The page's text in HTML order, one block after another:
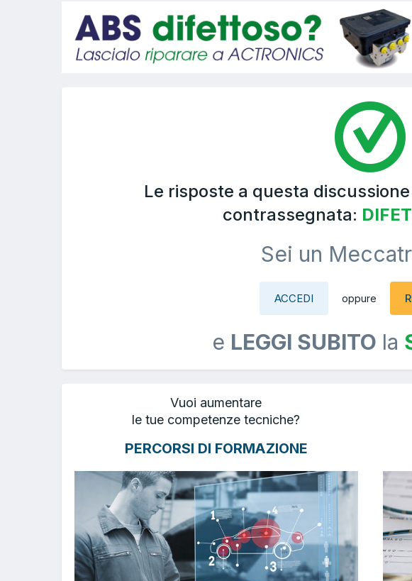
Le risposte a questa
contrassegnata:
Sei un
ACCEDI oppure
e LEGGI SUBITO la
Vuoi aumentare
le tue competenze tecniche?
PERCORSI DI FORMAZIONE